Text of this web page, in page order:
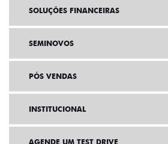
SOLUÇÕES FINANCEIRAS
SEMINOVOS
PÓS VENDAS
INSTITUCIONAL
AGENDE UM TEST DRIVE